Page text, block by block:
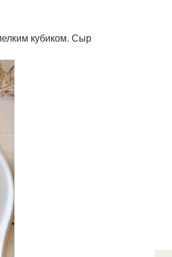
кубиком. Сыр